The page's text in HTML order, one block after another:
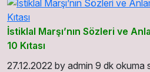
İstiklal Marşı’nın Sözleri ve
10 Kıtası
27.12.2022 by admin 9 dk okuma